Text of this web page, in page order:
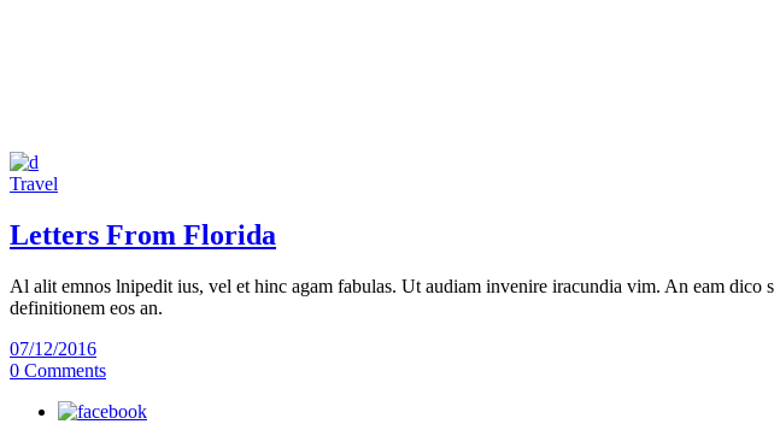
Travel
Letters From Florida
Al alit emnos lnipedit ius, vel et hinc agam fabulas. Ut audiam invenire iracundia vim. An eam
definitionem eos an.
07/12/2016
0 Comments